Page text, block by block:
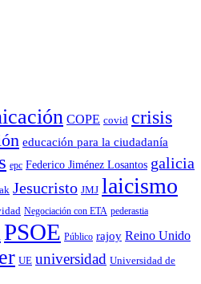
COPE covid crisis
educación para la ciudadaní­a
epc Federico Jiménez Losantos galicia
Jesucristo JMJ laicismo
Negociación con ETA pederastia
PSOE Público rajoy Reino Unido
UE universidad Universidad de